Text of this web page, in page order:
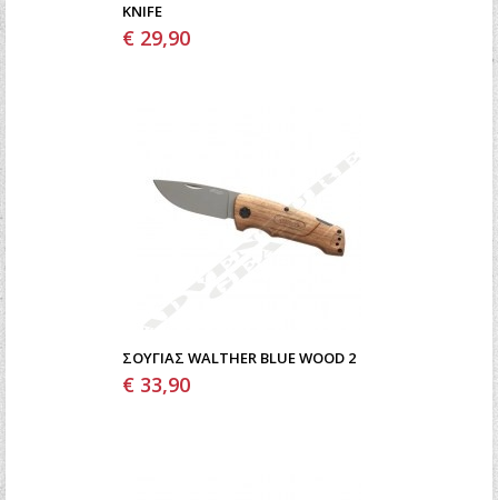
KNIFE
€ 29,90
ΣΟΥΓΙΆΣ WALTHER BLUE WOOD 2
€ 33,90